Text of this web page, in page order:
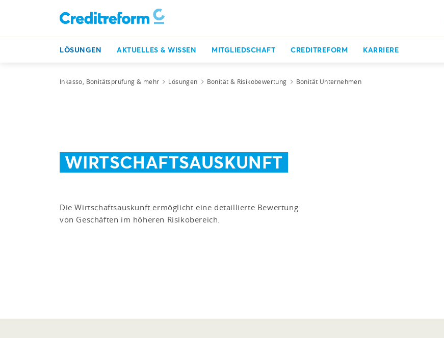
LÖSUNGEN AKTUELLES & WISSEN MITGLIEDSCHAFT CREDITREFORM KARRIERE
Inkasso, Bonitätsprüfung & mehr Lösungen Bonität & Risikobewertung Bonität Unternehmen
WIRTSCHAFTSAUSKUNFT
Die Wirtschaftsauskunft ermöglicht eine detaillierte Bewertung
von Geschäften im höheren Risikobereich.